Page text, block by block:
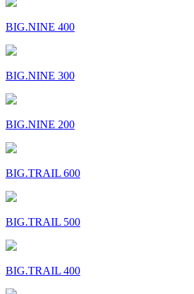
BIG.NINE 400
BIG.NINE 300
BIG.NINE 200
BIG.TRAIL 600
BIG.TRAIL 500
BIG.TRAIL 400